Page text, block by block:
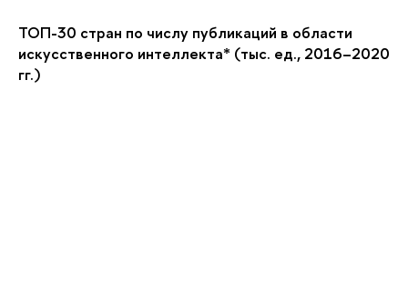
ТОП-30 стран по числу публикаций в области
искусственного интеллекта* (тыс. ед., 2016–2020
гг.)